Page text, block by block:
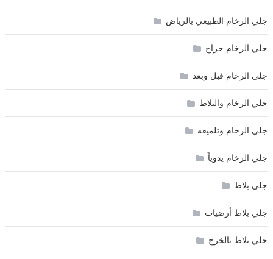
جلي الرخام الطبيعي بالرياض
جلي الرخام حراج
جلي الرخام قبل وبعد
جلي الرخام والبلاط
جلي الرخام وتلميعه
جلي الرخام يدوياً
جلي بلاط
جلي بلاط أرضيات
جلي بلاط بالخرج